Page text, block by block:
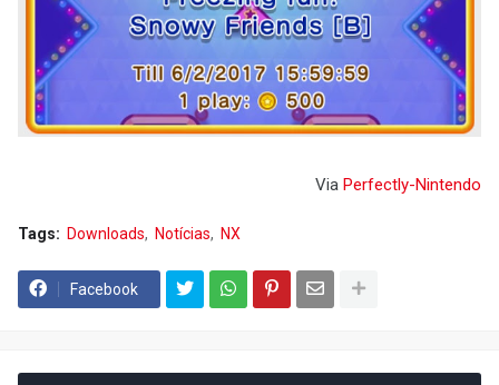
Via Perfectly-Nintendo
Tags: Downloads Notícias NX
Facebook